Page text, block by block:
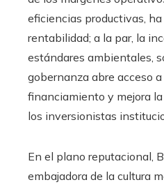
eficiencias productivas,
rentabilidad; a la par, la
estándares ambientales,
gobernanza abre acceso
financiamiento y mejora
los inversionistas
En el plano reputacional,
embajadora de la cultura